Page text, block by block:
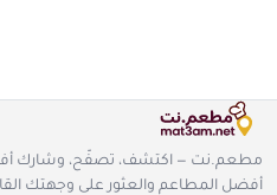
مطعم.نت — اكتشف، تصفّح، وشارك
أفضل المطاعم والعثور على وجهتك